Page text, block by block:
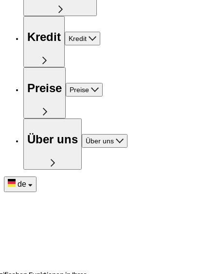
Kredit Kredit
Preise Preise
Über uns Über uns
de